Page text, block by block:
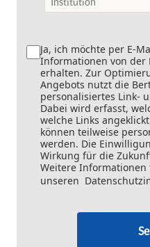
Ja, ich möchte per E-
Informationen von der
erhalten. Zur
Angebots nutzt die
personalisiertes Link-
Dabei wird erfasst,
welche Links
können teilweise
werden. Die
Wirkung für die
Weitere Informationen
unseren